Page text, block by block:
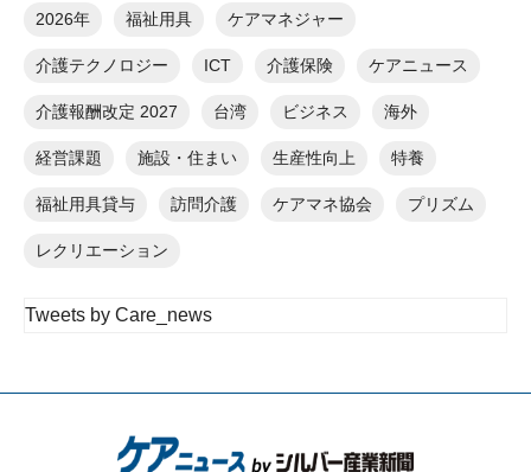
2026年 福祉用具 ケアマネジャー
介護テクノロジー ICT 介護保険 ケアニュース
介護報酬改定 2027 台湾 ビジネス 海外
経営課題 施設・住まい 生産性向上 特養
福祉用具貸与 訪問介護 ケアマネ協会 プリズム
レクリエーション
Tweets by Care_news